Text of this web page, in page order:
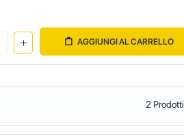
AGGIUNGI AL CARRELLO
2 Prodotti